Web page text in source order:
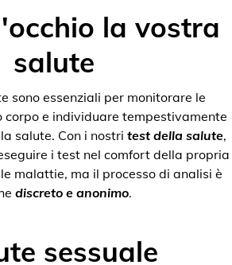
la vostra
salute
sono essenziali per monitorare le
corpo e individuare tempestivamente
salute. Con i nostri test della salute,
i test nel comfort della propria
malattie, ma il processo di analisi è
discreto e anonimo.
sessuale